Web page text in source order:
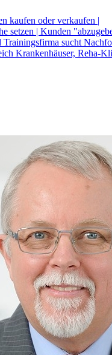
kaufen oder verkaufen |
setzen | Kunden
sucht
Krankenhäuser, Reha-